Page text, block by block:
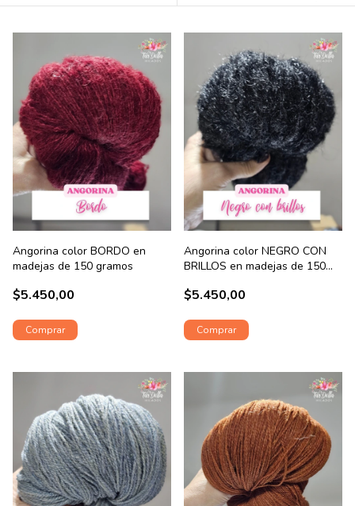
Angorina color BORDO en
madejas de 150 gramos
$5.450,00
Angorina color NEGRO CON
BRILLOS en madejas de 150
$5.450,00